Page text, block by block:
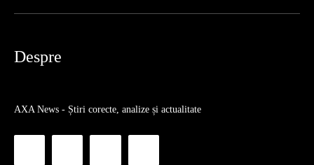
Despre
AXA News - Știri corecte, analize și actualitate